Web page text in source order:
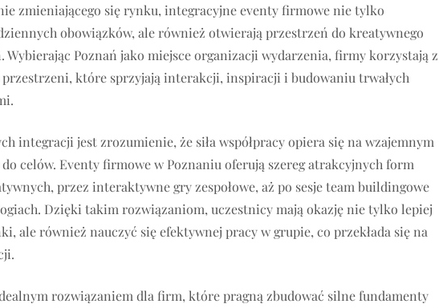
zmieniającego się rynku, integracyjne eventy firmowe nie tylko
obowiązków, ale również otwierają przestrzeń do kreatywnego
Wybierając Poznań jako miejsce organizacji wydarzenia, firmy korzystają z
które sprzyjają interakcji, inspiracji i budowaniu trwałych
integracji jest zrozumienie, że siła współpracy opiera się na wzajemnym
celów. Eventy firmowe w Poznaniu oferują szereg atrakcyjnych form
przez interaktywne gry zespołowe, aż po sesje team buildingowe
Dzięki takim rozwiązaniom, uczestnicy mają okazję nie tylko lepiej
ale również nauczyć się efektywnej pracy w grupie, co przekłada się na
rozwiązaniem dla firm, które pragną zbudować silne fundamenty